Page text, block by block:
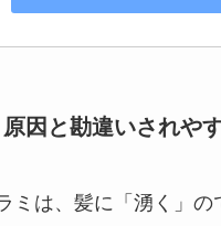
因と勘違いされや
ミは、髪に「湧く」の